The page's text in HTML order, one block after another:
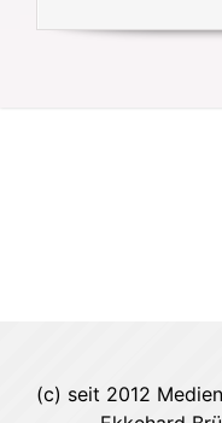
(c) seit 2012